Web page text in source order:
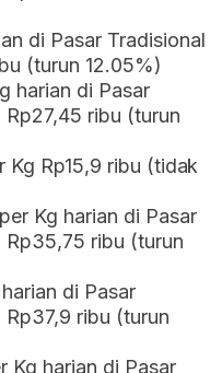
di Pasar Tradisional
(turun 12.05%)
harian di Pasar
ribu (turun
Kg Rp15,9 ribu (tidak
Kg harian di Pasar
Rp35,75 ribu (turun
di Pasar
ribu (turun
Kg harian di Pasar